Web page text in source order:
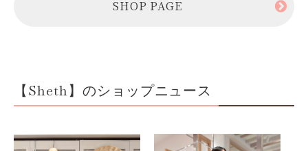
SHOP PAGE
【Sheth】のショップニュース